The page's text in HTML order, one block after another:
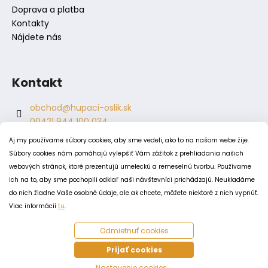
Aj my používame súbory cookies, aby sme vedeli, ako to na našom webe žije.
Súbory cookies nám pomáhajú vylepšiť Vám zážitok z prehliadania našich
webových stránok, ktoré prezentujú umeleckú a remeselnú tvorbu. Používame
ich na to, aby sme pochopili odkiaľ naši návštevníci prichádzajú. Neukladáme
do nich žiadne Vaše osobné údaje, ale ak chcete, môžete niektoré z nich vypnúť.
Viac informácií tu.
Odmietnuť cookies
Prijať cookies
Doprava a platba
Kontakty
Nájdete nás
Kontakt
obchod@hupaci-oslik.sk
00421 944 100 034
00421 944 904 704
hupaci.oslik
dagmar.juricova
PODMIENKY
Odstúpenie od zmluvy
Zásady spracovania a ochrany osobných údajov
Zásady používania súborov cookie